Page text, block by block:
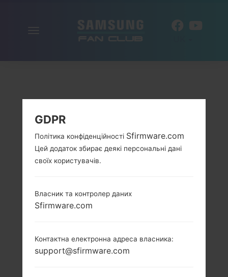
GDPR
Політика конфіденційності Sfirmware.com
Цей додаток збирає деякі персональні дані
своїх користувачів.
Власник та контролер даних
Sfirmware.com
Контактна електронна адреса власника:
support@sfirmware.com